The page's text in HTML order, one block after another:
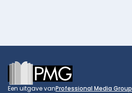
Footer
Een uitgave vanProfessional Media Group